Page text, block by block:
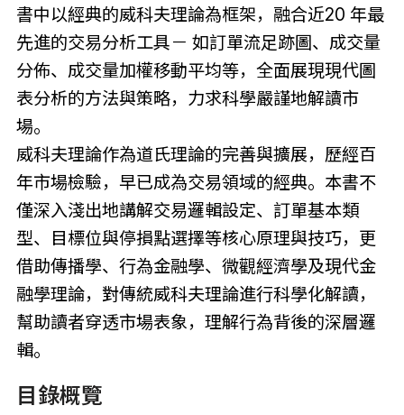
書中以經典的威科夫理論為框架，融合近20 年最
先進的交易分析工具－ 如訂單流足跡圖、成交量
分佈、成交量加權移動平均等，全面展現現代圖
表分析的方法與策略，力求科學嚴謹地解讀市
場。
威科夫理論作為道氏理論的完善與擴展，歷經百
年市場檢驗，早已成為交易領域的經典。本書不
僅深入淺出地講解交易邏輯設定、訂單基本類
型、目標位與停損點選擇等核心原理與技巧，更
借助傳播學、行為金融學、微觀經濟學及現代金
融學理論，對傳統威科夫理論進行科學化解讀，
幫助讀者穿透市場表象，理解行為背後的深層邏
輯。
目錄概覽